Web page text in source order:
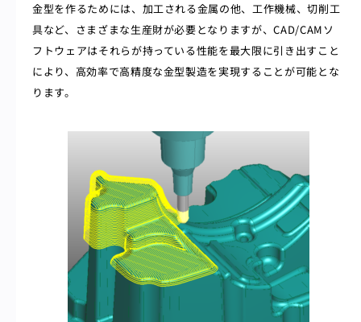
金型を作るためには、加工される金属の他、工作機械、切削工
具など、さまざまな生産財が必要となりますが、CAD/CAMソ
フトウェアはそれらが持っている性能を最大限に引き出すこと
により、高効率で高精度な金型製造を実現することが可能とな
ります。